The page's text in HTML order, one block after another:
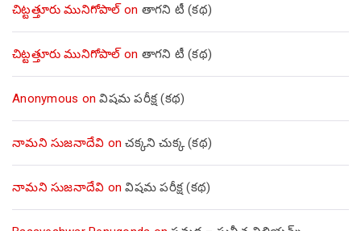
చిట్టత్తూరు మునిగోపాల్on తాగని టీ (కథ)
చిట్టత్తూరు మునిగోపాల్on తాగని టీ (కథ)
Anonymous onవిషమ పరీక్ష (క‌థ‌)
నామని సుజనాదేవి onచక్కని చుక్క (కథ)
నామని సుజనాదేవి onవిషమ పరీక్ష (క‌థ‌)